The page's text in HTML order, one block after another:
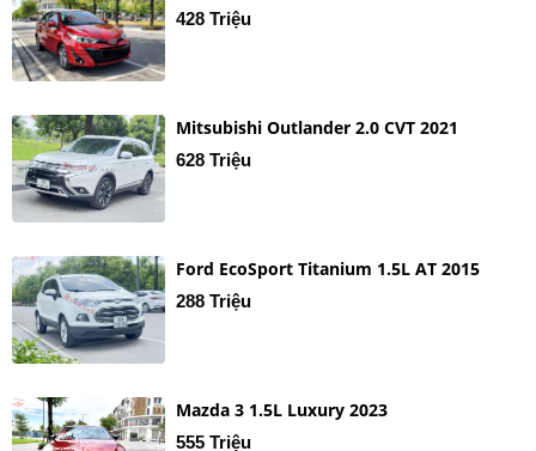
428 Triệu
Mitsubishi Outlander 2.0 CVT 2021
628 Triệu
Ford EcoSport Titanium 1.5L AT 2015
288 Triệu
Mazda 3 1.5L Luxury 2023
555 Triệu